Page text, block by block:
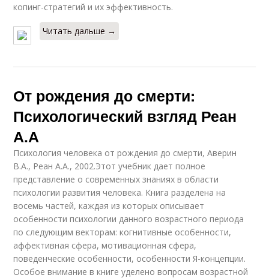
копинг-стратегий и их эффективность.
Читать дальше →
От рождения до смерти:
Психологический взгляд Реан
А.А
Психология человека от рождения до смерти, Аверин
В.А., Реан А.А., 2002.Этот учебник дает полное
представление о современных знаниях в области
психологии развития человека. Книга разделена на
восемь частей, каждая из которых описывает
особенности психологии данного возрастного периода
по следующим векторам: когнитивные особенности,
аффективная сфера, мотивационная сфера,
поведенческие особенности, особенности Я-концепции.
Особое внимание в книге уделено вопросам возрастной